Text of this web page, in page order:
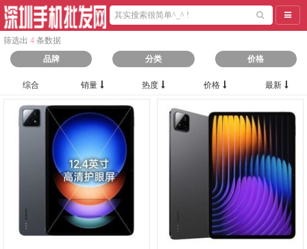
导航
筛选出 4 条数据
品牌
分类 价格
综合 销量 热度 价格 最新